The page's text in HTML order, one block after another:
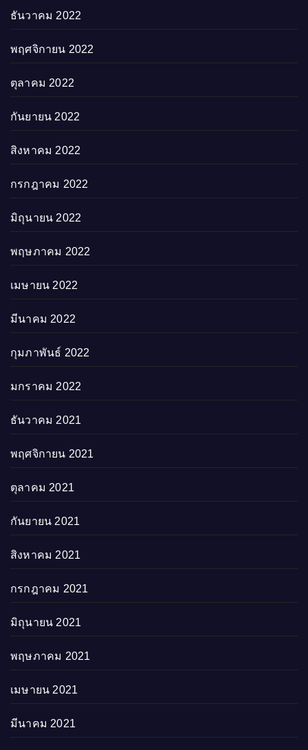
ธันวาคม 2022
พฤศจิกายน 2022
ตุลาคม 2022
กันยายน 2022
สิงหาคม 2022
กรกฎาคม 2022
มิถุนายน 2022
พฤษภาคม 2022
เมษายน 2022
มีนาคม 2022
กุมภาพันธ์ 2022
มกราคม 2022
ธันวาคม 2021
พฤศจิกายน 2021
ตุลาคม 2021
กันยายน 2021
สิงหาคม 2021
กรกฎาคม 2021
มิถุนายน 2021
พฤษภาคม 2021
เมษายน 2021
มีนาคม 2021